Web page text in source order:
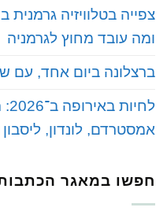
‏צפייה בטלוויזיה
ומה עובד מחוץ לגרמניה
‏ברצלונה ביום אחד, עם
אמסטרדם, לונדון,
חפשו במאגר